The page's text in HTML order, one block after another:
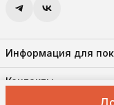
Информация для
Реквизиты
Доставка и оплата
Контакты